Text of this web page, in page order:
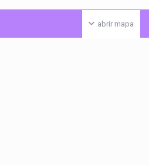
abrir mapa